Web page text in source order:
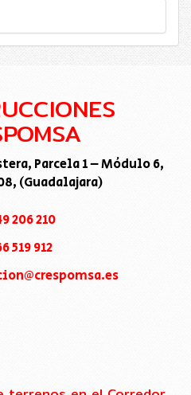
Parcela 1 – Módulo 6,
, (Guadalajara)
206 210
519 912
crespomsa.es